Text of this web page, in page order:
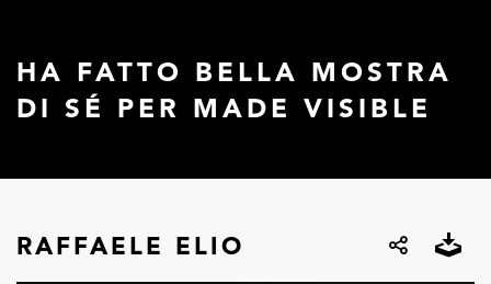
HA FATTO BELLA MOSTRA
DI SÉ PER MADE VISIBLE
RAFFAELE ELIO